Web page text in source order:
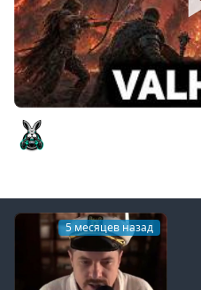
5 месяцев назад
Финальный босс -